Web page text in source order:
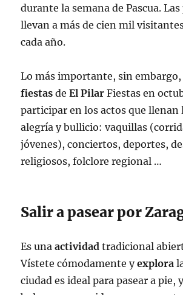
durante la semana de Pascua. Las
llevan a más de cien mil
cada año.
Lo más importante, sin embargo,
fiestas deEl Pilar Fiestas en
participar en los actos que llenan
alegría y bullicio: vaquillas
jóvenes), conciertos, deportes,
religiosos, folclore regional …
Salir a pasear por
Es unaactividad tradicional
Vístete cómodamente yexplora
ciudad es ideal para pasear a pie,